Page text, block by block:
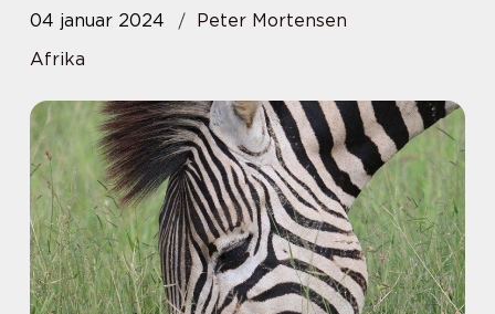
04 januar 2024
Peter Mortensen
Afrika